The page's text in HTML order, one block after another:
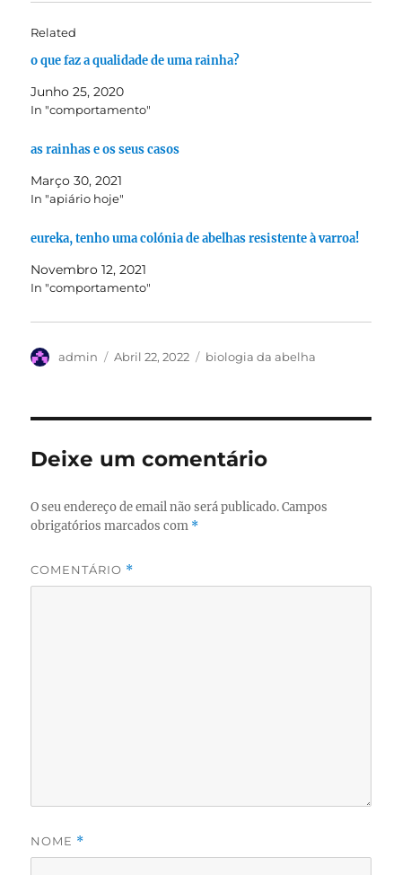
Related
o que faz a qualidade de uma rainha?
Junho 25, 2020
In "comportamento"
as rainhas e os seus casos
Março 30, 2021
In "apiário hoje"
eureka, tenho uma colónia de abelhas resistente à varroa!
Novembro 12, 2021
In "comportamento"
Autor
admin
Publicado
Abril 22, 2022 Categorias
biologia da abelha
Deixe um comentário
O seu endereço de email não será publicado. Campos
obrigatórios marcados com *
COMENTÁRIO *
NOME *